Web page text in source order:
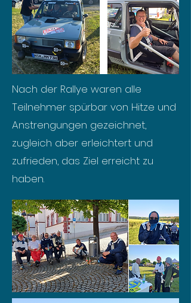
Nach der Rallye waren alle
Teilnehmer spürbar von Hitze und
Anstrengungen gezeichnet,
zugleich aber erleichtert und
zufrieden, das Ziel erreicht zu
haben.